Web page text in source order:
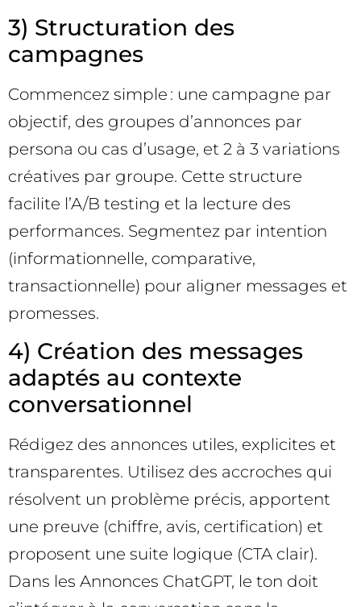
3) Structuration des
campagnes
Commencez simple : une campagne par
objectif, des groupes d’annonces par
persona ou cas d’usage, et 2 à 3 variations
créatives par groupe. Cette structure
facilite l’A/B testing et la lecture des
performances. Segmentez par intention
(informationnelle, comparative,
transactionnelle) pour aligner messages et
promesses.
4) Création des messages
adaptés au contexte
conversationnel
Rédigez des annonces utiles, explicites et
transparentes. Utilisez des accroches qui
résolvent un problème précis, apportent
une preuve (chiffre, avis, certification) et
proposent une suite logique (CTA clair).
Dans les Annonces ChatGPT, le ton doit